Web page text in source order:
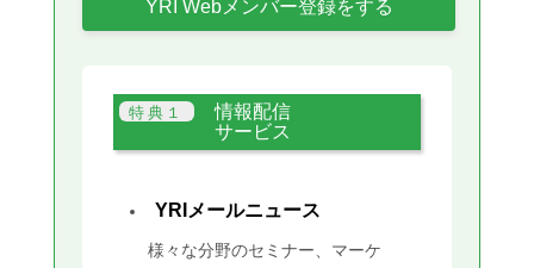
YRI Webメンバー登録をする
情報配信
サービス
YRIメールニュース
様々な分野のセミナー、マーケ